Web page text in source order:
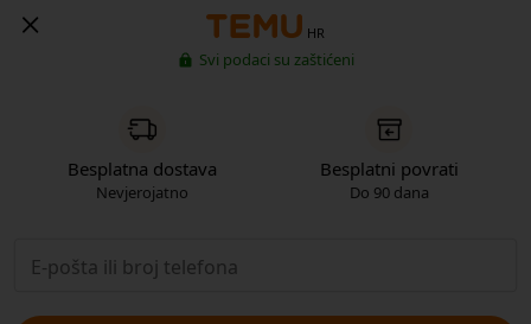
HR
Svi podaci su zaštićeni
Besplatna dostava
Nevjerojatno
Besplatni povrati
Do 90 dana